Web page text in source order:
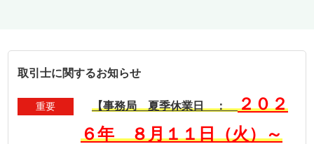
取引士に関するお知らせ
重要 【事務局 夏季休業日 ：２０２
６年 ８月１１日（火）～